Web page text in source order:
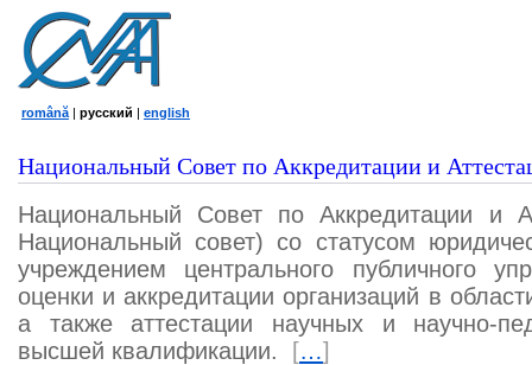
română | русский | english
Национальный Совет по Аккредитации и
Национальный Совет по Аккредитации и
Национальный совет) со статусом
учреждением центрального публичного
оценки и аккредитации организаций в
а также аттестации научных и научно-
высшей квалификации.
[…]